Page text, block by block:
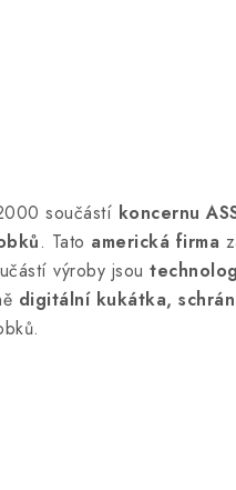
součástí koncernu
. Tato americká firma
výroby jsou
digitální kukátka,